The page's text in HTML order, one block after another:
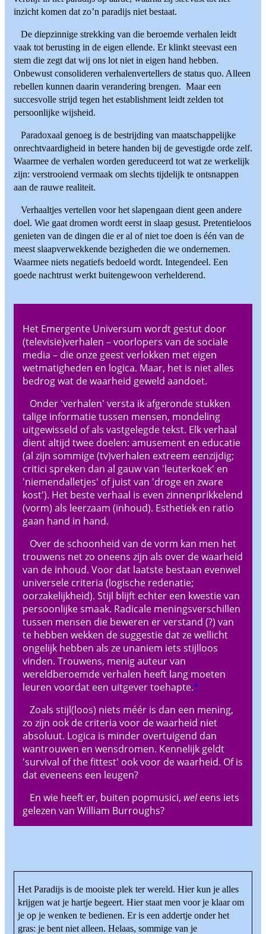
inzicht komen dat zo’n paradijs niet bestaat.
De diepzinnige strekking van die beroemde verhalen leidt
vaak tot berusting in de eigen ellende. Er klinkt steevast een
stem die zegt dat wij ons lot niet in eigen hand hebben.
Onbewust consolideren verhalenvertellers de status quo. Alleen
rebellen kunnen daarin verandering brengen. Maar een
succesvolle strijd tegen het establishment leidt zelden tot
persoonlijke wijsheid.
Paradoxaal genoeg is de bestrijding van maatschappelijke
onrechtvaardigheid in betere handen bij de gevestigde orde zelf.
Waarmee de verhalen worden gereduceerd tot wat ze werkelijk
zijn: verstrooiend vermaak om slechts tijdelijk te ontsnappen
aan de rauwe realiteit.
Verhaaltjes vertellen voor het slapengaan dient geen andere
doel. Wie gaat dromen wordt eerst in slaap gesust. Pretentieloos
genieten van de dingen die er al of niet toe doen is één van de
meest slaapverwekkende bezigheden die we ondernemen.
Waarmee niets negatiefs bedoeld wordt. Integendeel. Een
goede nachtrust werkt buitengewoon verhelderend.
Het Emergente Universum wordt gestut door
(televisie)verhalen – voorlopers van de sociale
media – die onze geest verlokken met eigen
wetmatigheden en logica. Maar, het is niet alles
bedrog wat de waarheid geweld aandoet.
Onder 'verhalen' versta ik afgeronde stukken
talige informatie tussen mensen, mondeling
uitgewisseld of als vastgelegde tekst. Elk verhaal
dient altijd twee doelen: amusement en educatie
(al zijn sommige (tv)verhalen extreem eenzijdig;
critici spreken dan al gauw van 'leuterkoek' en
'niemendalletjes' of juist van 'droge en zware
kost'). Het beste verhaal is even zinnenprikkelend
(vorm) als leerzaam (inhoud). Esthetiek en ratio
gaan hand in hand.
Over de schoonheid van de vorm kan men het
trouwens net zo oneens zijn als over de waarheid
van de inhoud. Voor dat laatste bestaan evenwel
universele criteria (logische redenatie;
oorzakelijkheid). Stijl blijft echter een kwestie van
persoonlijke smaak. Radicale meningsverschillen
tussen mensen die beweren er verstand (?) van
te hebben wekken de suggestie dat ze wellicht
ongelijk hebben als ze unaniem iets stijlloos
vinden. Trouwens, menig auteur van
wereldberoemde verhalen heeft lang moeten
leuren voordat een uitgever toehapte.*
Zoals stijl(loos) niets méér is dan een mening,
zo zijn ook de criteria voor de waarheid niet
absoluut. Logica is minder overtuigend dan
wantrouwen en wensdromen. Kennelijk geldt
'survival of the fittest' ook voor de waarheid. Of is
dat eveneens een leugen?
En wie heeft er, buiten popmusici, weleens iets
gelezen van William Burroughs?
Het Paradijs is de mooiste plek ter wereld. Hier kun je alles
krijgen wat je hartje begeert. Hier staat men voor je klaar om
je op je wenken te bedienen. Er is een addertje onder het
gras: je bent niet alleen. Helaas, sommige van je